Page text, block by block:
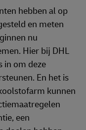
hebben al op
en meten
nu
Hier bij DHL
in om deze
En het is
kunnen
een